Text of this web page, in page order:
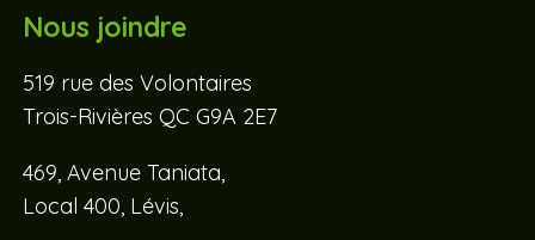
Nous joindre
519 rue des Volontaires
Trois-Rivières QC G9A 2E7
469, Avenue Taniata,
Local 400, Lévis,